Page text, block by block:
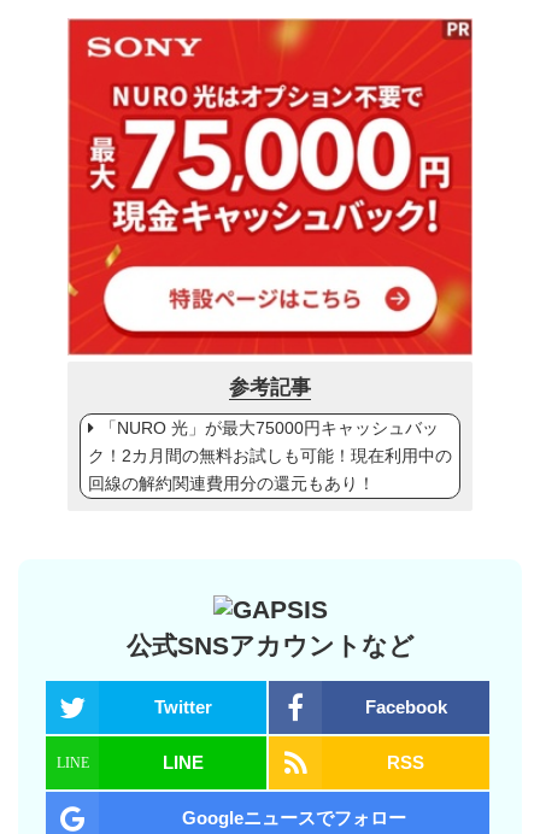
参考記事
「NURO 光」が最大75000円キャッシュバッ
ク！2カ月間の無料お試しも可能！現在利用中の
回線の解約関連費用分の還元もあり！
公式SNSアカウントなど
Twitter Facebook
LINE RSS
Googleニュースでフォロー